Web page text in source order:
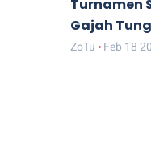
Turnamen
Gajah
ZoTu Feb 18